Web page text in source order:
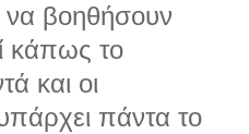
βοηθήσουν
κάπως το
και οι
πάντα το